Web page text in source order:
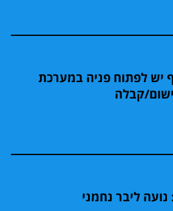
יש לפתוח פניה במערכת
קבלה
ליבר נחמני